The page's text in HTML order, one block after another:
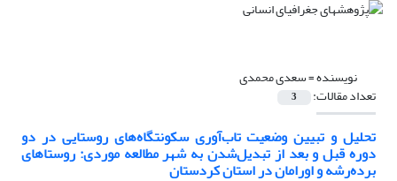
نویسنده =سعدی محمدی
تعداد مقالات: 3
تحلیل و تبیین وضعیت تاب‌آوری سکونتگاه‌های روستایی در دو
دوره قبل و بعد از تبدیل‌شدن به شهر مطالعه موردی: روستاهای
برده‌رشه و اورامان در استان کردستان